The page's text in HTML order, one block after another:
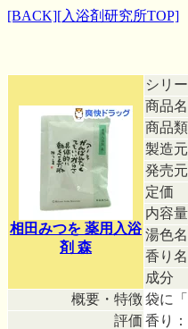
[BACK][入浴剤研究所TOP]
相田みつを 薬用入浴
剤 森
シリ
商品名
商品類
製造元
発売元
定価
内容量
湯色名
香り名
成分
概要・特徴袋に
評価 香り